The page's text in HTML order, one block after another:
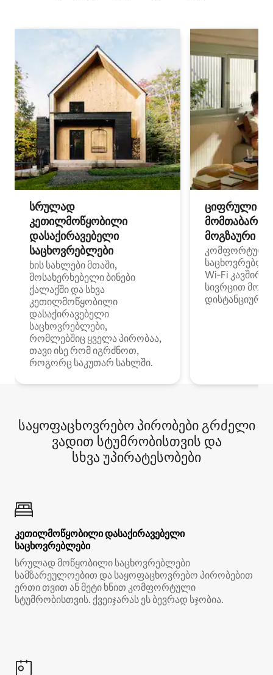
სრულად
კეთილმოწყობილი
დასაქირავებელი
საცხოვრებლები
ხის სახლები მთაში,
მოსახერხებელი ბინები
ქალაქში და სხვა
კეთილმოწყობილი
დასაქირავებელი
საცხოვრებლები,
რომლებშიც ყველა პირობაა,
თავი ისე რომ იგრძნოთ,
როგორც საკუთარ სახლში.
ციფრული
მოგზაური
კომფორტული
Wi‑Fi
სივრცით
დისტანციური
საყოფაცხოვრებო პირობები გრძელი
ვადით სტუმრობისთვის და
სხვა უპირატესობები
კეთილმოწყობილი დასაქირავებელი
საცხოვრებლები
სრულად მოწყობილი საცხოვრებლები
სამზარეულოებით და საყოფაცხოვრებო პირობებით
ერთი თვით ან მეტი ხნით კომფორტული
სტუმრობისთვის. ქვეიჯარას ეს ბევრად სჯობია.